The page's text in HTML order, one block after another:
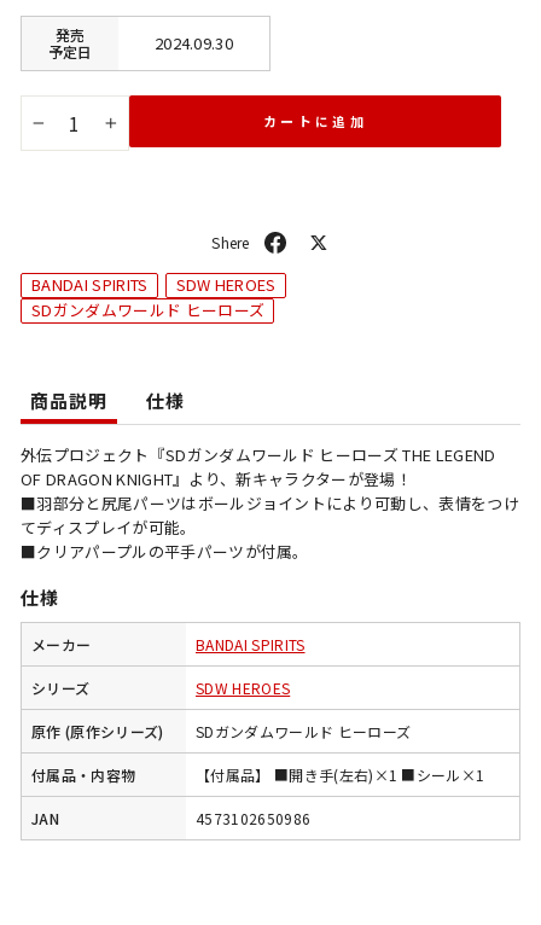
価
発売
予定日
2024.09.30
+
カートに追加
シ
BANDAI SPIRITS
SDW HEROES
SDガンダムワールド ヒーローズ
商品説明 仕様
外伝プロジェクト『SDガンダムワールド ヒーローズ THE LEGEND
OF DRAGON KNIGHT』より、新キャラクターが登場！
■羽部分と尻尾パーツはボールジョイントにより可動し、表情をつけ
てディスプレイが可能。
■クリアパープルの平手パーツが付属。
仕様
メーカー BANDAI SPIRITS
シリーズ SDW HEROES
原作 (原作シリーズ) SDガンダムワールド ヒーローズ
付属品・内容物 【付属品】 ■開き手(左右)×1 ■シール×1
JAN 4573102650986